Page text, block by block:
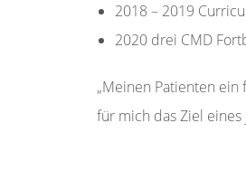
2018 – 2019
2020 drei CMD
„Meinen Patienten
für mich das Ziel eines